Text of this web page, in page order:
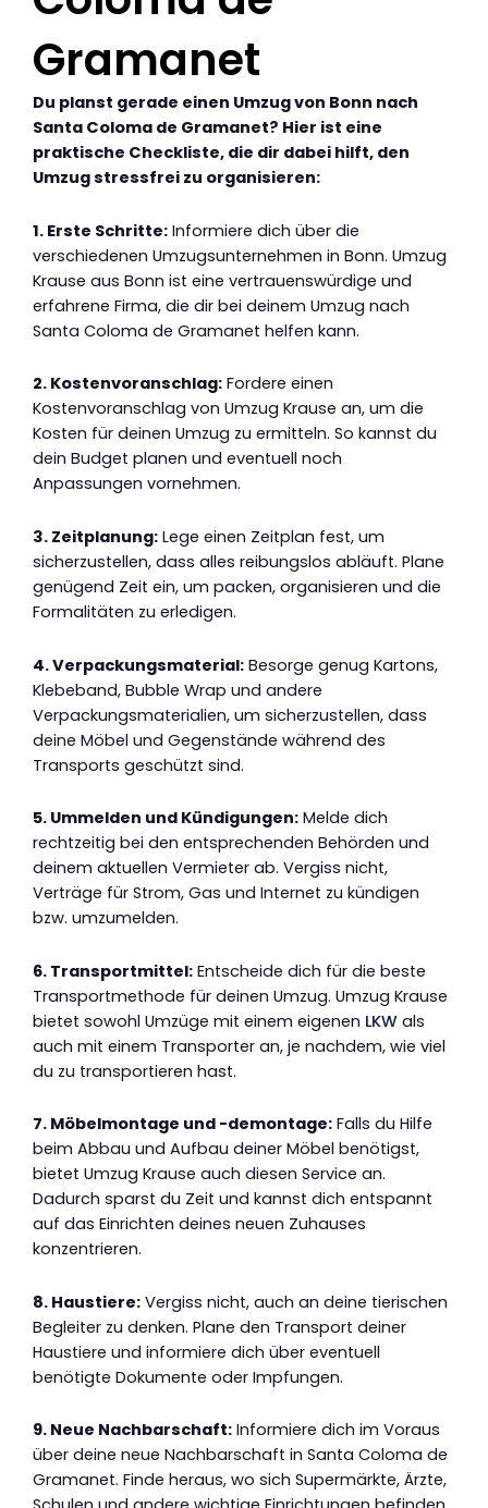
Gramanet
Du planst gerade einen Umzug von Bonn nach
Santa Coloma de Gramanet? Hier ist eine
praktische Checkliste, die dir dabei hilft, den
Umzug stressfrei zu organisieren:
1. Erste Schritte: Informiere dich über die
verschiedenen Umzugsunternehmen in Bonn. Umzug
Krause aus Bonn ist eine vertrauenswürdige und
erfahrene Firma, die dir bei deinem Umzug nach
Santa Coloma de Gramanet helfen kann.
2. Kostenvoranschlag: Fordere einen
Kostenvoranschlag von Umzug Krause an, um die
Kosten für deinen Umzug zu ermitteln. So kannst du
dein Budget planen und eventuell noch
Anpassungen vornehmen.
3. Zeitplanung: Lege einen Zeitplan fest, um
sicherzustellen, dass alles reibungslos abläuft. Plane
genügend Zeit ein, um packen, organisieren und die
Formalitäten zu erledigen.
4. Verpackungsmaterial: Besorge genug Kartons,
Klebeband, Bubble Wrap und andere
Verpackungsmaterialien, um sicherzustellen, dass
deine Möbel und Gegenstände während des
Transports geschützt sind.
5. Ummelden und Kündigungen: Melde dich
rechtzeitig bei den entsprechenden Behörden und
deinem aktuellen Vermieter ab. Vergiss nicht,
Verträge für Strom, Gas und Internet zu kündigen
bzw. umzumelden.
6. Transportmittel: Entscheide dich für die beste
Transportmethode für deinen Umzug. Umzug Krause
bietet sowohl Umzüge mit einem eigenen LKW als
auch mit einem Transporter an, je nachdem, wie viel
du zu transportieren hast.
7. Möbelmontage und -demontage: Falls du Hilfe
beim Abbau und Aufbau deiner Möbel benötigst,
bietet Umzug Krause auch diesen Service an.
Dadurch sparst du Zeit und kannst dich entspannt
auf das Einrichten deines neuen Zuhauses
konzentrieren.
8. Haustiere: Vergiss nicht, auch an deine tierischen
Begleiter zu denken. Plane den Transport deiner
Haustiere und informiere dich über eventuell
benötigte Dokumente oder Impfungen.
9. Neue Nachbarschaft: Informiere dich im Voraus
über deine neue Nachbarschaft in Santa Coloma de
Gramanet. Finde heraus, wo sich Supermärkte, Ärzte,